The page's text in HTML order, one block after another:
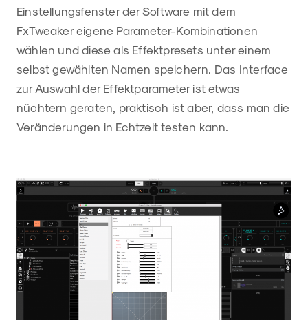
Einstellungsfenster der Software mit dem
FxTweaker eigene Parameter-Kombinationen
wählen und diese als Effektpresets unter einem
selbst gewählten Namen speichern. Das Interface
zur Auswahl der Effektparameter ist etwas
nüchtern geraten, praktisch ist aber, dass man die
Veränderungen in Echtzeit testen kann.